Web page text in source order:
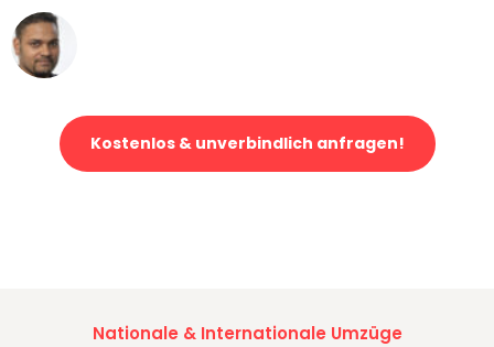
Kostenlos & unverbindlich anfragen!
Nationale & Internationale Umzüge